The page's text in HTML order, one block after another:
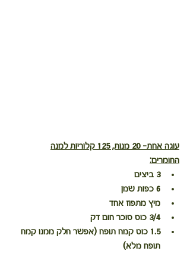
עוגה אחת- 20 מנות, 125 קלוריות למנה
החומרים:
3 ביצים
6 כפות שמן
מיץ מתפוז אחד
3/4 כוס סוכר חום דק
1.5 כוס קמח תופח (אפשר חלק ממנו קמח
תופח מלא)